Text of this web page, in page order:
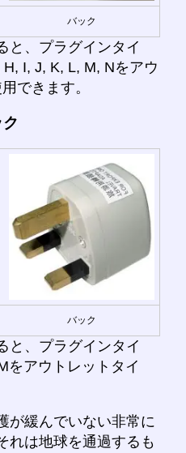
バック
と、プラグインタイ
I, J, K, L, M, Nをアウ
できます。
バック
と、プラグインタイ
をアウトレットタイ
が緩んでいない非常に
れは地球を通過するも